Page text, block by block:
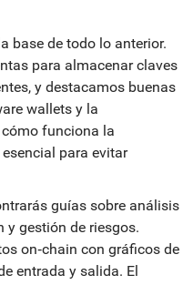
base de todo lo anterior.
para almacenar claves
, y destacamos buenas
wallets y la
funciona la
para evitar
guías sobre análisis
y gestión de riesgos.
on‑chain con gráficos de
entrada y salida. El